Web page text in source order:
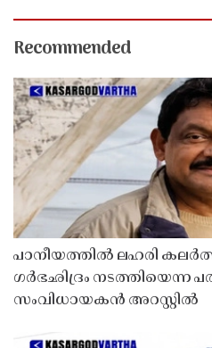
Recommended
പാനീയത്തിൽ ലഹരി
ഗർഭഛിദ്രം
സംവിധായകൻ അറസ്റ്റിൽ